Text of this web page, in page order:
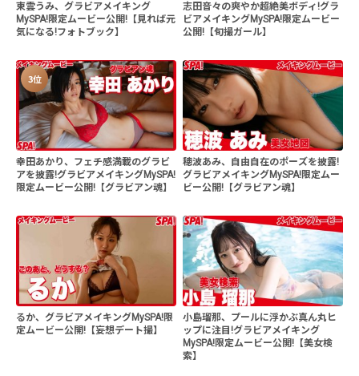
東雲うみ、グラビアメイキング
MySPA!限定ムービー公開!【見れば元
気になる!フォトブック】
志田音々の爽やか超絶美ボディ!グラ
ビアメイキングMySPA!限定ムービー
公開!【旬撮ガール】
3位
幸田あかり、フェチ感満載のグラビ
アを披露!グラビアメイキングMySPA!
限定ムービー公開!【グラビアン魂】
穂波あみ、自由自在のポーズを披露!
グラビアメイキングMySPA!限定ムー
ビー公開!【グラビアン魂】
るか、グラビアメイキングMySPA!限
定ムービー公開!【妄想デート撮】
小島瑠那、プールに浮かぶ真ん丸ヒ
ップに注目!グラビアメイキング
MySPA!限定ムービー公開!【美女検
索】